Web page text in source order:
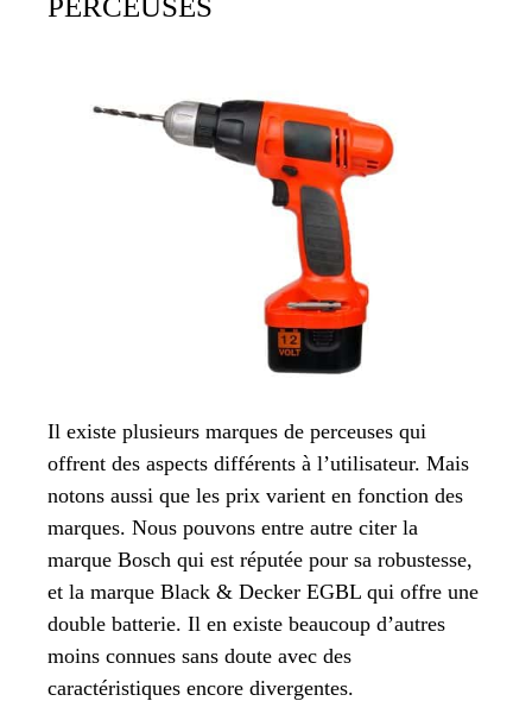
Il existe plusieurs marques de perceuses qui
offrent des aspects différents à l’utilisateur. Mais
notons aussi que les prix varient en fonction des
marques. Nous pouvons entre autre citer la
marque Bosch qui est réputée pour sa robustesse,
et la marque Black & Decker EGBL qui offre une
double batterie. Il en existe beaucoup d’autres
moins connues sans doute avec des
caractéristiques encore divergentes.